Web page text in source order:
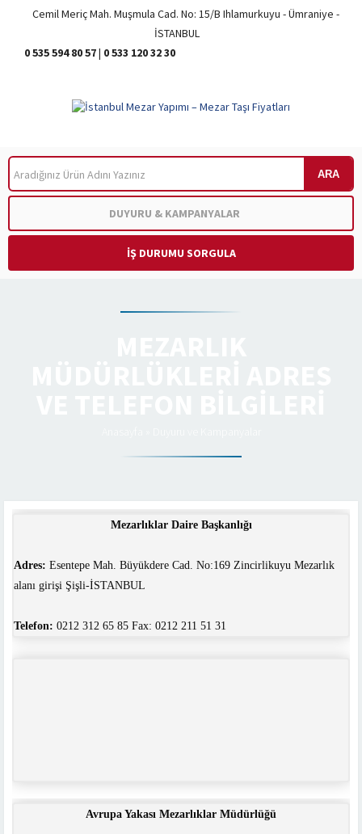
Cemil Meriç Mah. Muşmula Cad. No: 15/B Ihlamurkuyu - Ümraniye -
İSTANBUL
0 535 594 80 57| 0 533 120 32 30
ARA
DUYURU & KAMPANYALAR
İŞ DURUMU SORGULA
Mezarlıklar Daire Başkanlığı
Adres: Esentepe Mah. Büyükdere Cad. No:169 Zincirlikuyu Mezarlık
alanı girişi Şişli-İSTANBUL
Telefon: 0212 312 65 85 Fax: 0212 211 51 31
Avrupa Yakası Mezarlıklar Müdürlüğü